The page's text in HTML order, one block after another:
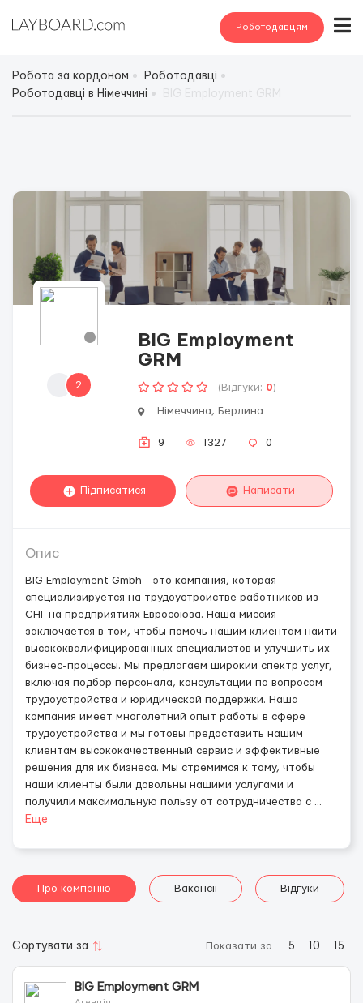
Роботодавцям
Робота за кордоном
Роботодавці
Роботодавці в Німеччині
2
BIG Employment
GRM
(Відгуки: 0)
Німеччина, Берлина
9 1327 0
Підписатися Написати
Опис
BIG Employment Gmbh - это компания, которая
специализируется на трудоустройстве работников из
СНГ на предприятиях Евросоюза. Наша миссия
заключается в том, чтобы помочь нашим клиентам найти
высококвалифицированных специалистов и улучшить их
бизнес-процессы. Мы предлагаем широкий спектр услуг,
включая подбор персонала, консультации по вопросам
трудоустройства и юридической поддержки. Наша
компания имеет многолетний опыт работы в сфере
трудоустройства и мы готовы предоставить нашим
клиентам высококачественный сервис и эффективные
решения для их бизнеса. Мы стремимся к тому, чтобы
наши клиенты были довольны нашими услугами и
получили максимальную пользу от сотрудничества с ...
Еще
Про компанію Вакансії Відгуки
Сортувати за Показати за 5 10 15
BIG Employment GRM